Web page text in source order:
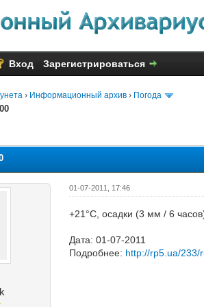
Вход Зарегистрироваться
› Информационный архив › Погода
01-07-2011, 17:46
+21°C, осадки (3 мм / 6
Дата: 01-07-2011
Подробнее: http://rp5.ua/233/